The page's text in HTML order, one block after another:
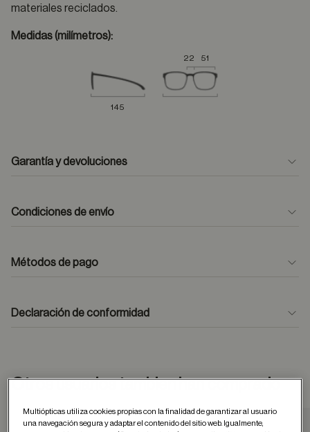
materiales reciclados.
Medidas (milímetros):
22 51
145
Garantía y devoluciones
Condiciones de envío
Métodos de pago
Declaración de conformidad
Otros usuarios tambien han comprado
Multiópticas utiliza cookies propias con la finalidad de garantizar al usuario
una navegación segura y adaptar el contenido del sitio web. Igualmente,